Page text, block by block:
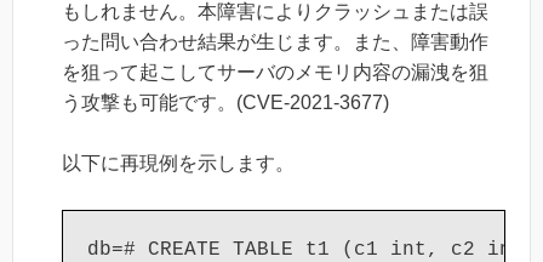
もしれません。本障害によりクラッシュまたは誤
った問い合わせ結果が生じます。また、障害動作
を狙って起こしてサーバのメモリ内容の漏洩を狙
う攻撃も可能です。(CVE-2021-3677)
以下に再現例を示します。
db=# CREATE TABLE t1 (c1 int, c2